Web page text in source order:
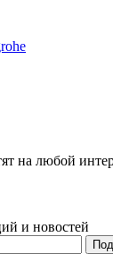
на любой
и новостей